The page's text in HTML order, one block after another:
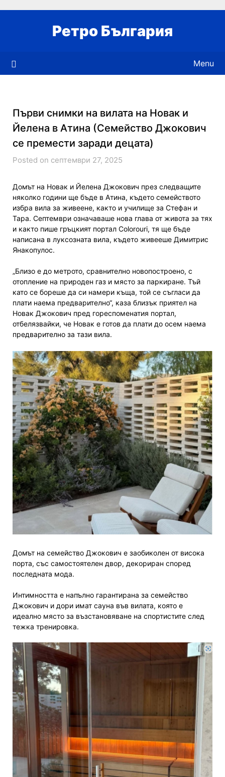
Ретро България
Menu
Първи снимки на вилата на Новак и
Йелена в Атина (Семейство Джокович
се премести заради децата)
Posted on септември 27, 2025
Домът на Новак и Йелена Джокович през следващите
няколко години ще бъде в Атина, където семейството
избра вила за живеене, както и училище за Стефан и
Тара. Септември означаваше нова глава от живота за тях
и както пише гръцкият портал Colorouri, тя ще бъде
написана в луксозната вила, където живееше Димитрис
Янакопулос.
„Близо е до метрото, сравнително новопостроено, с
отопление на природен газ и място за паркиране. Тъй
като се бореше да си намери къща, той се съгласи да
плати наема предварително“, каза близък приятел на
Новак Джокович пред гореспоменатия портал,
отбелязвайки, че Новак е готов да плати до осем наема
предварително за тази вила.
Домът на семейство Джокович е заобиколен от висока
порта, със самостоятелен двор, декориран според
последната мода.
Интимността е напълно гарантирана за семейство
Джокович и дори имат сауна във вилата, която е
идеално място за възстановяване на спортистите след
тежка тренировка.